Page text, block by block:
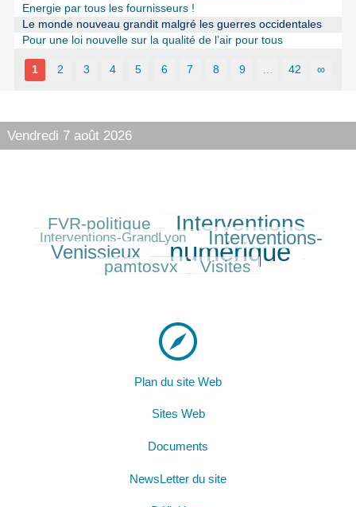
Energie par tous les fournisseurs !
Le monde nouveau grandit malgré les guerres occidentales
Pour une loi nouvelle sur la qualité de l’air pour tous
1 2 3 4 5 6 7 8 9 42 ∞
Vendredi 7 août 2026
226/525FVR-politique
375/525 Interventions
79/525
Interventions-GrandLyon
320/525 Interventions-
Venissieux
525/525 numérique
221/525
pamtosvx Visites
Plan du site Web
Sites Web
Documents
NewsLetter du site